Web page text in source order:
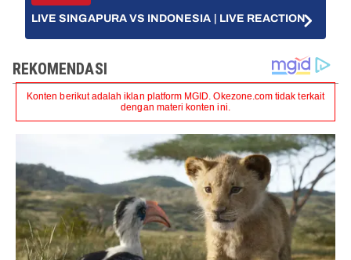
LIVE SINGAPURA VS INDONESIA | LIVE REACTION